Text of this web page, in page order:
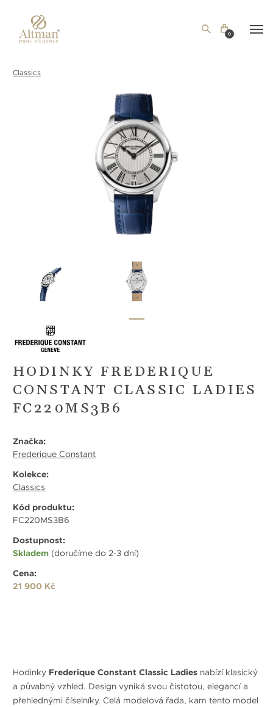
0
Classics
HODINKY FREDERIQUE
CONSTANT CLASSIC LADIES
FC220MS3B6
Značka:
Frederique Constant
Kolekce:
Classics
Kód produktu:
FC220MS3B6
Dostupnost:
Skladem (doručíme do 2-3 dní)
Cena:
21 900 Kč
Hodinky Frederique Constant Classic Ladies nabízí klasický
a půvabný vzhled. Design vyniká svou čistotou, elegancí a
přehlednými číselníky. Celá modelová řada, kam tento model